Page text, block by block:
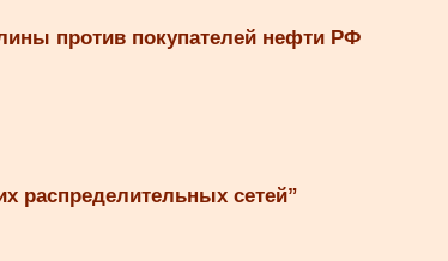
против покупателей нефти РФ
распределительных сетей”